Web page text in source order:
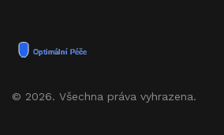
© 2026. Všechna práva vyhrazena.